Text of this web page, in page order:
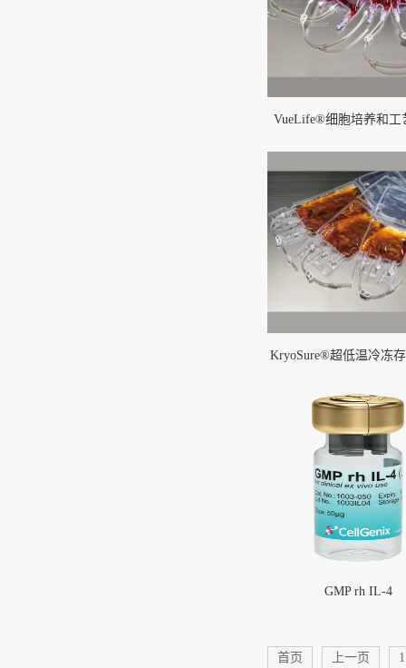
VueLife®细胞培养和工
KryoSure®超低温冷冻
GMP rh IL-4
首页 上一页 1